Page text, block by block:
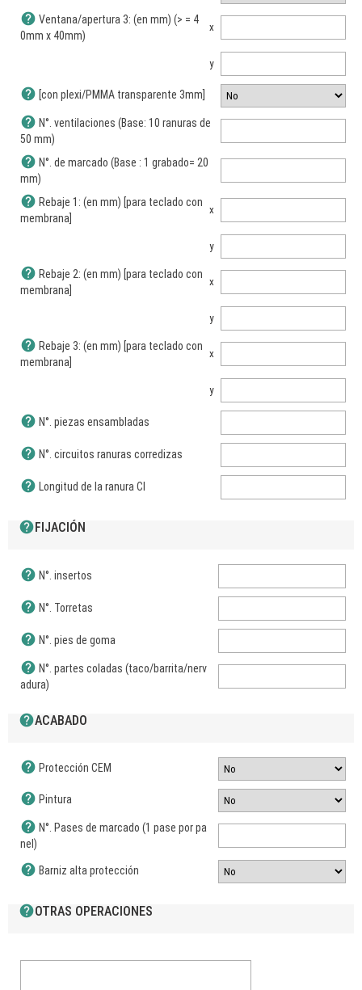
help Ventana/apertura 3: (en mm) (> = 4
0mm x 40mm)
x
y
help [con plexi/PMMA transparente 3mm]
help N°. ventilaciones (Base: 10 ranuras de
50 mm)
help N°. de marcado (Base : 1 grabado= 20
mm)
help Rebaje 1: (en mm) [para teclado con
membrana]
x
y
help Rebaje 2: (en mm) [para teclado con
membrana]
x
y
help Rebaje 3: (en mm) [para teclado con
membrana]
x
y
help N°. piezas ensambladas
help N°. circuitos ranuras corredizas
help Longitud de la ranura CI
helpFIJACIÓN
help N°. insertos
help N°. Torretas
help N°. pies de goma
help N°. partes coladas (taco/barrita/nerv
adura)
helpACABADO
help Protección CEM
help Pintura
help N°. Pases de marcado (1 pase por pa
nel)
help Barniz alta protección
helpOTRAS OPERACIONES